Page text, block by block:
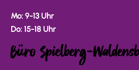
Mo: 9-13 Uhr
Do: 15-18 Uhr
Büro Spielberg-